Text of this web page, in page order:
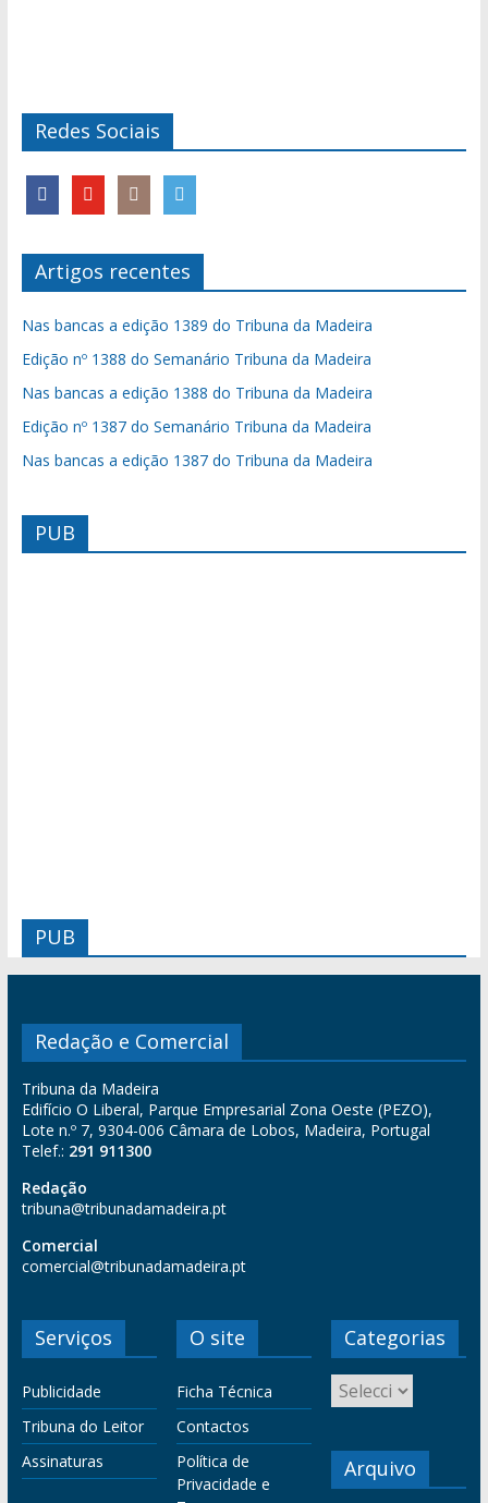
Redes Sociais
Artigos recentes
Nas bancas a edição 1389 do Tribuna da Madeira
Edição nº 1388 do Semanário Tribuna da Madeira
Nas bancas a edição 1388 do Tribuna da Madeira
Edição nº 1387 do Semanário Tribuna da Madeira
Nas bancas a edição 1387 do Tribuna da Madeira
PUB
PUB
Redação e Comercial
Tribuna da Madeira
Edifício O Liberal, Parque Empresarial Zona Oeste (PEZO),
Lote n.º 7, 9304-006 Câmara de Lobos, Madeira, Portugal
Telef.: 291 911300
Redação
tribuna@tribunadamadeira.pt
Comercial
comercial@tribunadamadeira.pt
Serviços
Publicidade
Tribuna do Leitor
Assinaturas
O site
Ficha Técnica
Contactos
Política de
Privacidade e
Categorias
Arquivo